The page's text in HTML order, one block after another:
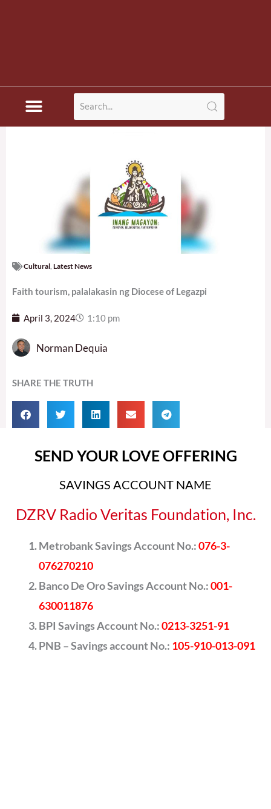
Cultural Latest News
Faith tourism, palalakasin ng Diocese of Legazpi
April 3, 2024 1:10 pm
Norman Dequia
SHARE THE TRUTH
SEND YOUR LOVE OFFERING
SAVINGS ACCOUNT NAME
DZRV Radio Veritas Foundation, Inc.
Metrobank Savings Account No.:076-3-
076270210
Banco De Oro Savings Account No.:001-
630011876
BPI Savings Account No.:0213-3251-91
PNB – Savings account No.: 105-910-013-091